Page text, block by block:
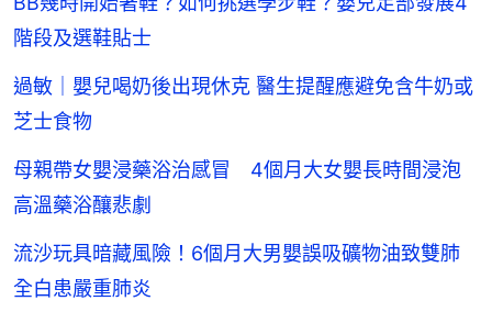
階段及選鞋貼士
過敏｜嬰兒喝奶後出現休克 醫生提醒應避免含牛奶或
芝士食物
母親帶女嬰浸藥浴治感冒 4個月大女嬰長時間浸泡
高溫藥浴釀悲劇
流沙玩具暗藏風險！6個月大男嬰誤吸礦物油致雙肺
全白患嚴重肺炎